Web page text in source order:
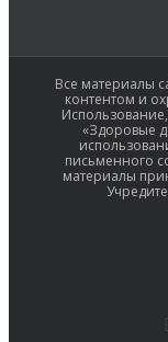
Все материалы
контентом и
«Здоровые
письменного
материалы